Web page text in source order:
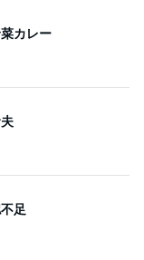
カレー
足